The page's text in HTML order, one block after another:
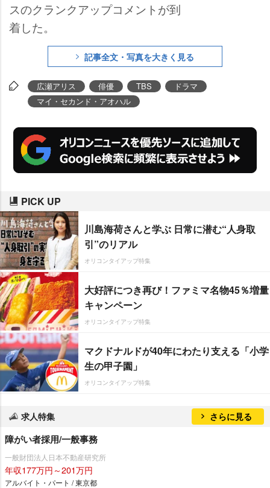
スのクランクアップコメントが到
着した。
記事全文・写真を大きく見る
広瀬アリス 俳優 TBS
ドラマ
マイ・セカンド・アオハル
PICK UP
川島海荷さんと学ぶ 日常に潜む“人身取
引”のリアル
オリコンタイアップ特集
大好評につき再び！ファミマ名物45％増量
キャンペーン
オリコンタイアップ特集
マクドナルドが40年にわたり支える「小学
生の甲子園」
オリコンタイアップ特集
求人特集 さらに見る
障がい者採用/一般事務
一般財団法人日本不動産研究所
年収177万円～201万円
アルバイト・パート / 東京都